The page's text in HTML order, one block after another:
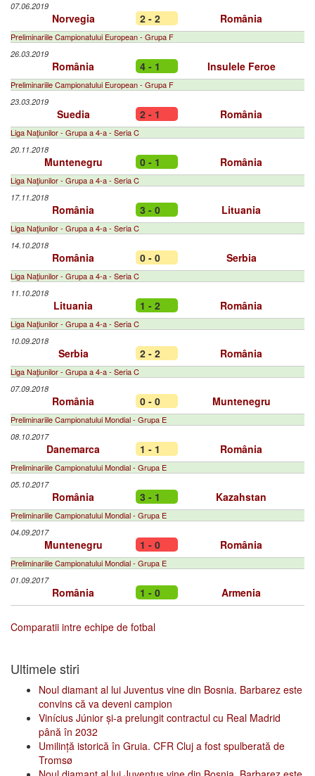
07.06.2019
Norvegia 2 - 2 România
Preliminariile Campionatului European - Grupa F
26.03.2019
România 4 - 1 Insulele Feroe
Preliminariile Campionatului European - Grupa F
23.03.2019
Suedia 2 - 1 România
Liga Naţiunilor - Grupa a 4-a - Seria C
20.11.2018
Muntenegru 0 - 1 România
Liga Naţiunilor - Grupa a 4-a - Seria C
17.11.2018
România 3 - 0 Lituania
Liga Naţiunilor - Grupa a 4-a - Seria C
14.10.2018
România 0 - 0 Serbia
Liga Naţiunilor - Grupa a 4-a - Seria C
11.10.2018
Lituania 1 - 2 România
Liga Naţiunilor - Grupa a 4-a - Seria C
10.09.2018
Serbia 2 - 2 România
Liga Naţiunilor - Grupa a 4-a - Seria C
07.09.2018
România 0 - 0 Muntenegru
Preliminariile Campionatului Mondial - Grupa E
08.10.2017
Danemarca 1 - 1 România
Preliminariile Campionatului Mondial - Grupa E
05.10.2017
România 3 - 1 Kazahstan
Preliminariile Campionatului Mondial - Grupa E
04.09.2017
Muntenegru 1 - 0 România
Preliminariile Campionatului Mondial - Grupa E
01.09.2017
România 1 - 0 Armenia
Comparatii intre echipe de fotbal
Ultimele stiri
Noul diamant al lui Juventus vine din Bosnia. Barbarez este
convins că va deveni campion
Vinícius Júnior și-a prelungit contractul cu Real Madrid
până în 2032
Umilință istorică în Gruia. CFR Cluj a fost spulberată de
Tromsø